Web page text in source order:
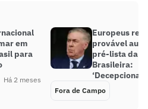
em
para
Há 2 meses
Europeus
provável
pré-lista da
Brasileira:
Fora de Campo